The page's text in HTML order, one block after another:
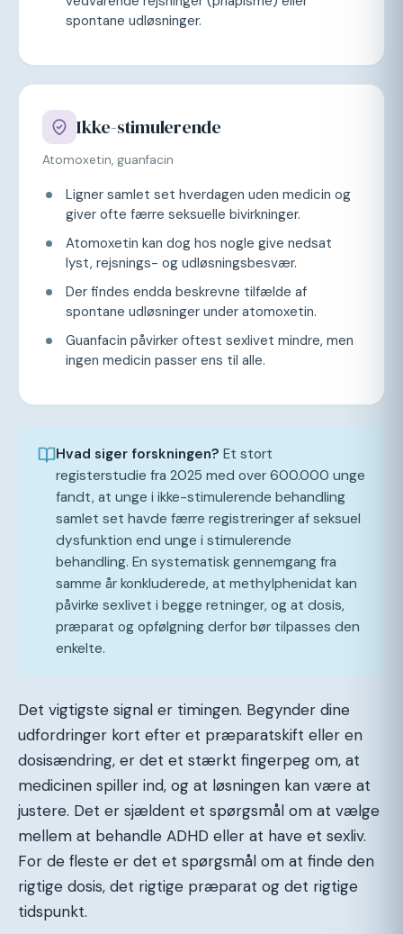
spontane udløsninger.
Ikke-stimulerende
Atomoxetin, guanfacin
Ligner samlet set hverdagen uden medicin og
giver ofte færre seksuelle bivirkninger.
Atomoxetin kan dog hos nogle give nedsat
lyst, rejsnings- og udløsningsbesvær.
Der findes endda beskrevne tilfælde af
spontane udløsninger under atomoxetin.
Guanfacin påvirker oftest sexlivet mindre, men
ingen medicin passer ens til alle.
Hvad siger forskningen? Et stort
registerstudie fra 2025 med over 600.000 unge
fandt, at unge i ikke-stimulerende behandling
samlet set havde færre registreringer af seksuel
dysfunktion end unge i stimulerende
behandling. En systematisk gennemgang fra
samme år konkluderede, at methylphenidat kan
påvirke sexlivet i begge retninger, og at dosis,
præparat og opfølgning derfor bør tilpasses den
enkelte.
Det vigtigste signal er timingen. Begynder dine
udfordringer kort efter et præparatskift eller en
dosisændring, er det et stærkt fingerpeg om, at
medicinen spiller ind, og at løsningen kan være at
justere. Det er sjældent et spørgsmål om at vælge
mellem at behandle ADHD eller at have et sexliv.
For de fleste er det et spørgsmål om at finde den
rigtige dosis, det rigtige præparat og det rigtige
tidspunkt.